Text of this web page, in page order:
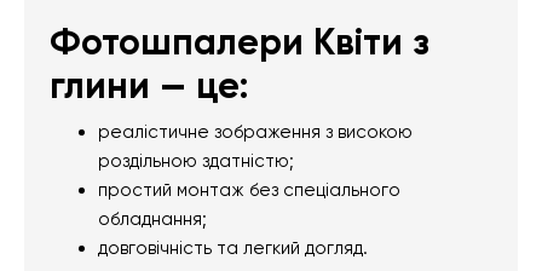
Фотошпалери Квіти з
глини — це:
реалістичне зображення з високою
роздільною здатністю;
простий монтаж без спеціального
обладнання;
довговічність та легкий догляд.